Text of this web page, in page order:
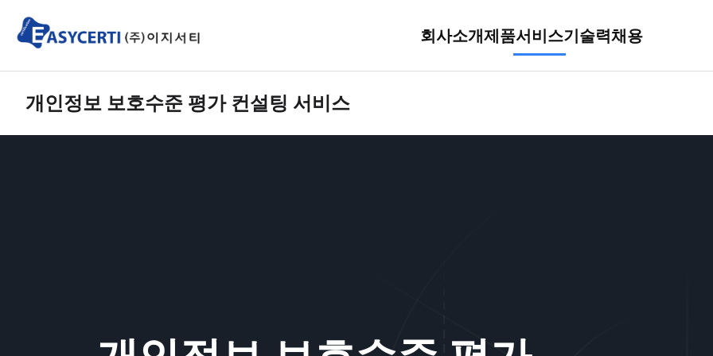
회사소개제품서비스기술력채용
개인정보 보호수준 평가 컨설팅 서비스